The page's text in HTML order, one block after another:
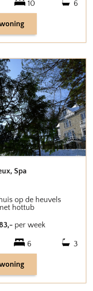
10 6
, Spa
op de heuvels
hottub
,- per week
6 3